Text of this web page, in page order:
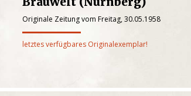
Originale Zeitung vom Freitag, 30.05.1958
letztes verfügbares Originalexemplar!